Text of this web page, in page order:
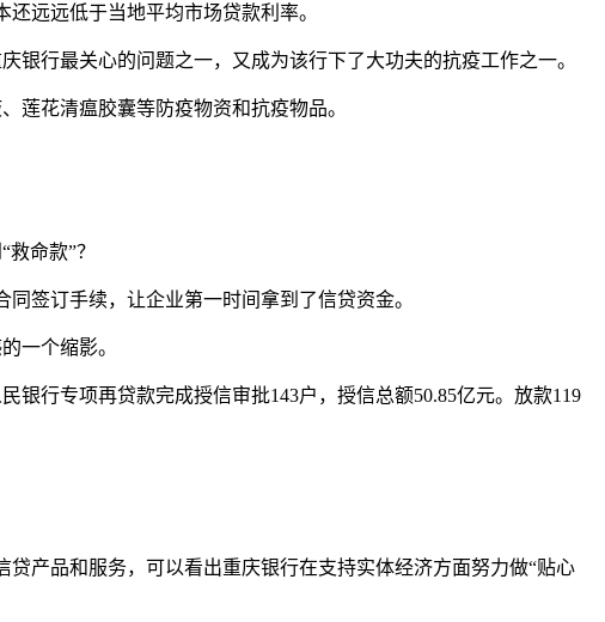
远远低于当地平均市场贷款利率。
行最关心的问题之一，又成为该行下了大功夫的抗疫工作之一。
莲花清瘟胶囊等防疫物资和抗疫物品。
命款”？
签订手续，让企业第一时间拿到了信贷资金。
一个缩影。
行专项再贷款完成授信审批143户，授信总额50.85亿元。放款119
产品和服务，可以看出重庆银行在支持实体经济方面努力做“贴心